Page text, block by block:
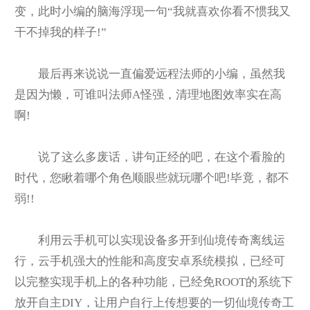
变，此时小编的脑海浮现一句“我就喜欢你看不惯我又
干不掉我的样子!”
最后再来说说一直偏爱远程法师的小编，虽然我
是因为懒，可谁叫法师A怪强，清理地图效率实在高
啊!
说了这么多废话，讲句正经的吧，在这个看脸的
时代，您瞅着哪个角色顺眼些就玩哪个吧!毕竟，都不
弱!!
利用云手机可以实现设备多开到仙境传奇离线运
行，云手机强大的性能和高度安卓系统模拟，已经可
以完整实现手机上的各种功能，已经免ROOT的系统下
放开自主DIY，让用户自行上传想要的一切仙境传奇工